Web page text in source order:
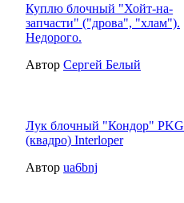
Куплю блочный "Хойт-на-
запчасти" ("дрова", "хлам").
Недорого.
Автор Сергей Белый
Лук блочный "Кондор" PKG
(квадро) Interloper
Автор ua6bnj